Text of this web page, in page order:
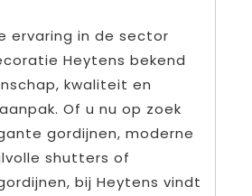
ervaring in de sector
Heytens bekend
kwaliteit en
Of u nu op zoek
gordijnen, moderne
shutters of
bij Heytens vindt